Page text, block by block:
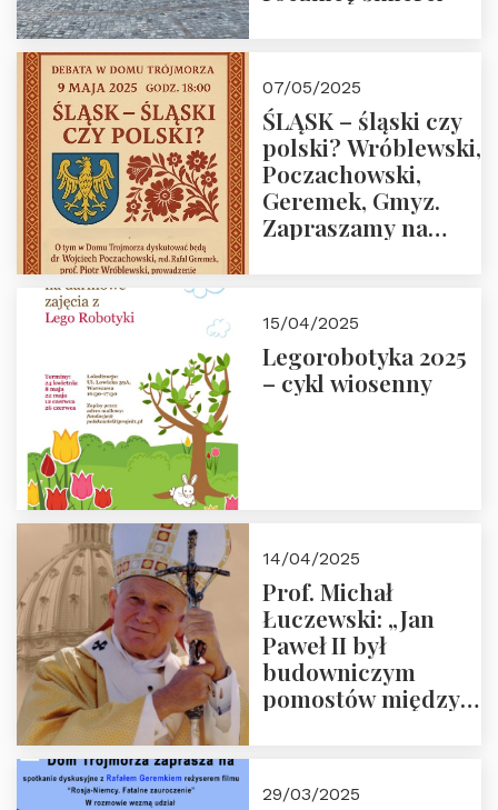
07/05/2025
ŚLĄSK – śląski czy
polski? Wróblewski,
Poczachowski,
Geremek, Gmyz.
Zapraszamy na
Trójmorza.
15/04/2025
Legorobotyka 2025
– cykl wiosenny
14/04/2025
Prof. Michał
Łuczewski: „Jan
Paweł II był
budowniczym
pomostów między
29/03/2025